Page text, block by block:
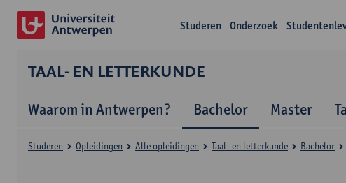
Studeren Onderzoek
TAAL- EN LETTERKUNDE
Waarom in Antwerpen? Bachelor Master
Studeren Opleidingen Alle opleidingen Taal- en letterkunde Bachelor